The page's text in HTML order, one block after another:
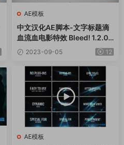
AE模板
中文汉化AE脚本-文字标题滴
血流血电影特效 Bleed! 1.2.0
+使用教程
2023-09-05 12
AE模板